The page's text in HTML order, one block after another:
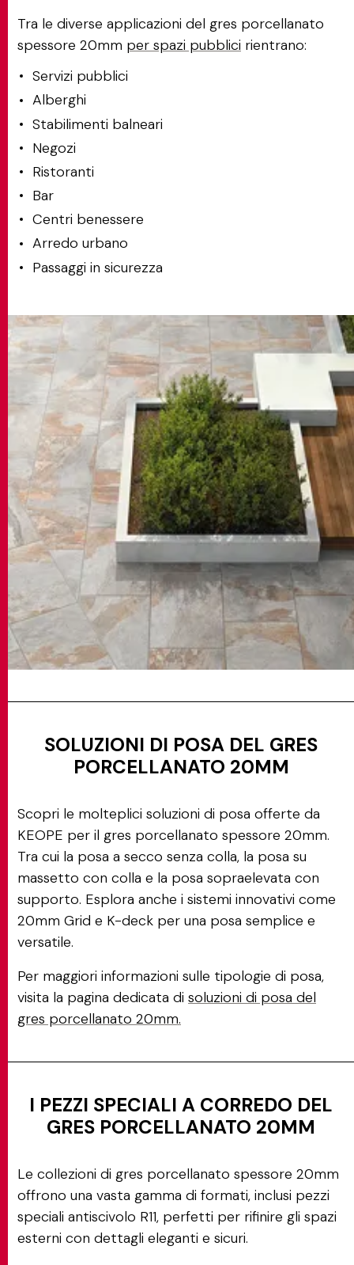
Tra le diverse applicazioni del gres porcellanato
spessore 20mm per spazi pubblici rientrano:
Servizi pubblici
Alberghi
Stabilimenti balneari
Negozi
Ristoranti
Bar
Centri benessere
Arredo urbano
Passaggi in sicurezza
SOLUZIONI DI POSA DEL GRES
PORCELLANATO 20MM
Scopri le molteplici soluzioni di posa offerte da
KEOPE per il gres porcellanato spessore 20mm.
Tra cui la posa a secco senza colla, la posa su
massetto con colla e la posa sopraelevata con
supporto. Esplora anche i sistemi innovativi come
20mm Grid e K-deck per una posa semplice e
versatile.
Per maggiori informazioni sulle tipologie di posa,
visita la pagina dedicata di soluzioni di posa del
gres porcellanato 20mm.
I PEZZI SPECIALI A CORREDO DEL
GRES PORCELLANATO 20MM
Le collezioni di gres porcellanato spessore 20mm
offrono una vasta gamma di formati, inclusi pezzi
speciali antiscivolo R11, perfetti per rifinire gli spazi
esterni con dettagli eleganti e sicuri.